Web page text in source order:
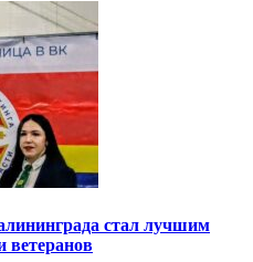
стал лучшим
ветеранов